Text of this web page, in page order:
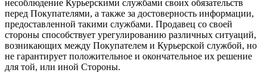
несоблюдение Курьерскими службами своих обязательств
перед Покупателями, а также за достоверность информации,
предоставленной такими службами. Продавец со своей
стороны способствует урегулированию различных ситуаций,
возникающих между Покупателем и Курьерской службой, но
не гарантирует положительное и окончательное их решение
для той, или иной Стороны.